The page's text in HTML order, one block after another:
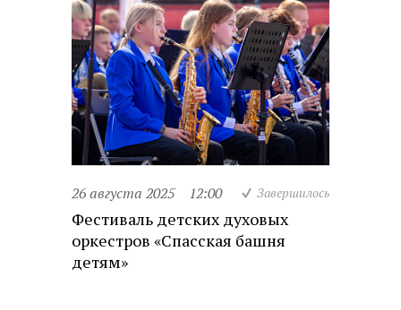
26 августа 2025 12:00 Завершилось
Фестиваль детских духовых
оркестров «Спасская башня
детям»